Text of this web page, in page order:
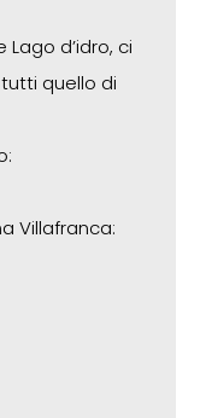
d’idro, ci
quello di
Villafranca: